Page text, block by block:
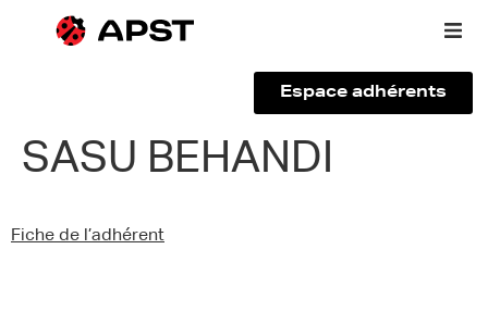
Qui sommes-nous ?
Espace adhérents
SASU BEHANDI
Fiche de l’adhérent